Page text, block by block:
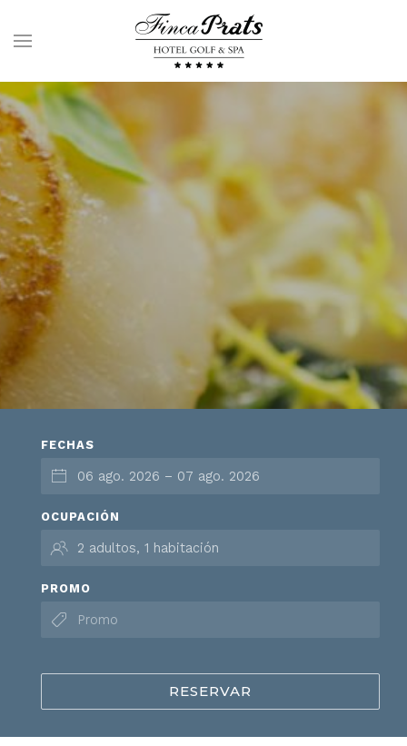
FECHAS
OCUPACIÓN
PROMO
RESERVAR